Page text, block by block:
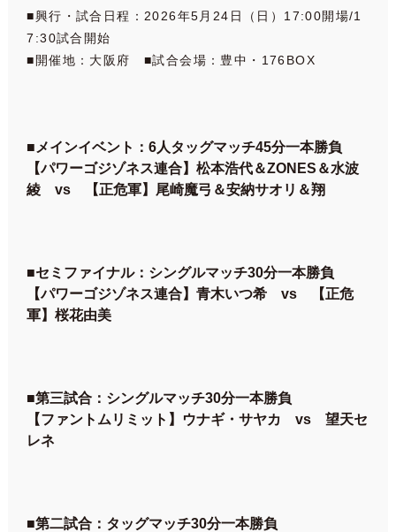
■興行・試合日程：2026年5月24日（日）17:00開場/1
7:30試合開始
■開催地：大阪府 ■試合会場：豊中・176BOX
■メインイベント：6人タッグマッチ45分一本勝負
【パワーゴジゾネス連合】松本浩代＆ZONES＆水波
綾 vs 【正危軍】尾崎魔弓＆安納サオリ＆翔
■セミファイナル：シングルマッチ30分一本勝負
【パワーゴジゾネス連合】青木いつ希 vs 【正危
軍】桜花由美
■第三試合：シングルマッチ30分一本勝負
【ファントムリミット】ウナギ・サヤカ vs 望天セ
レネ
■第二試合：タッグマッチ30分一本勝負